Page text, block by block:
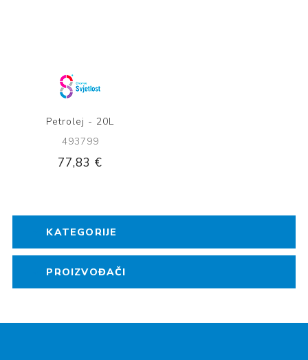
Petrolej - 20L
493799
77,83 €
KATEGORIJE
PROIZVOĐAČI